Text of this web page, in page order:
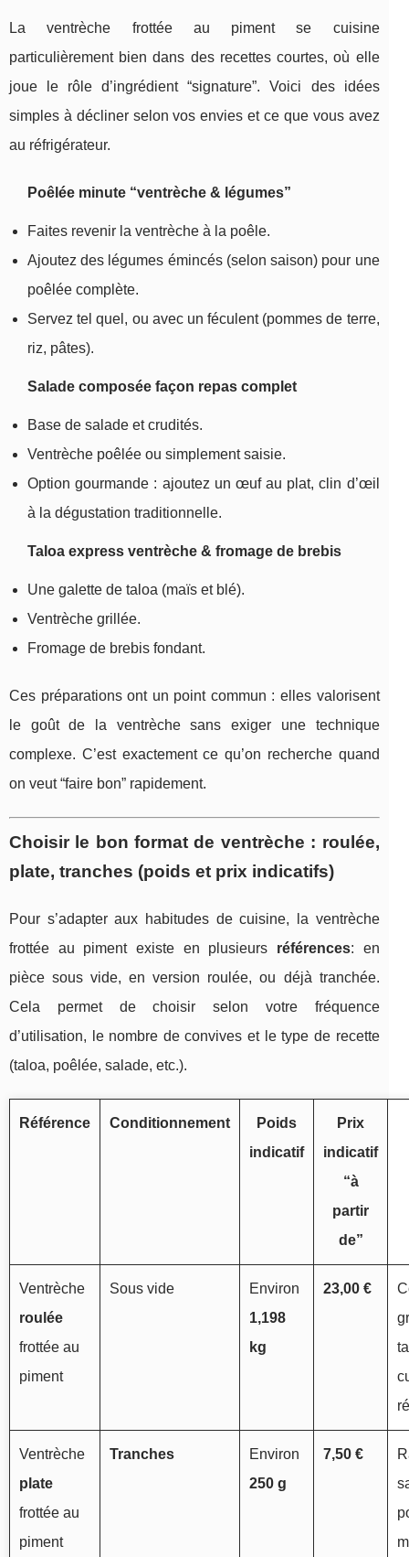
La ventrèche frottée au piment se cuisine
particulièrement bien dans des recettes courtes, où elle
joue le rôle d’ingrédient “signature”. Voici des idées
simples à décliner selon vos envies et ce que vous avez
au réfrigérateur.
Poêlée minute “ventrèche & légumes”
Faites revenir la ventrèche à la poêle.
Ajoutez des légumes émincés (selon saison) pour une
poêlée complète.
Servez tel quel, ou avec un féculent (pommes de terre,
riz, pâtes).
Salade composée façon repas complet
Base de salade et crudités.
Ventrèche poêlée ou simplement saisie.
Option gourmande : ajoutez un œuf au plat, clin d’œil
à la dégustation traditionnelle.
Taloa express ventrèche & fromage de brebis
Une galette de taloa (maïs et blé).
Ventrèche grillée.
Fromage de brebis fondant.
Ces préparations ont un point commun : elles valorisent
le goût de la ventrèche sans exiger une technique
complexe. C’est exactement ce qu’on recherche quand
on veut “faire bon” rapidement.
Choisir le bon format de ventrèche : roulée,
plate, tranches (poids et prix indicatifs)
Pour s’adapter aux habitudes de cuisine, la ventrèche
frottée au piment existe en plusieurs références: en
pièce sous vide, en version roulée, ou déjà tranchée.
Cela permet de choisir selon votre fréquence
d’utilisation, le nombre de convives et le type de recette
(taloa, poêlée, salade, etc.).
Référence Conditionnement
Poids
indicatif
Prix
indicatif
“à
partir
de”
Ventrèche
roulée
frottée au
piment
Sous vide
Environ
1,198
kg
23,00 €
Ventrèche
plate
frottée au
piment
Tranches
Environ
250 g
7,50 €